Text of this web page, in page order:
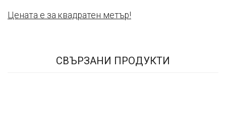
Цената е за квадратен метър!
СВЪРЗАНИ ПРОДУКТИ